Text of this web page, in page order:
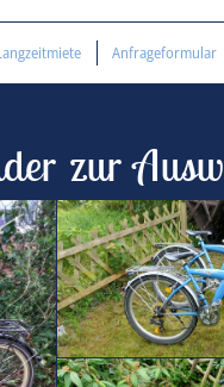
Anfrageformular
zur
21-Gang-Jugend-